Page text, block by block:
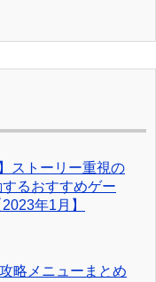
ストーリー重視の
るおすすめゲー
年1月】
略メニューまとめ